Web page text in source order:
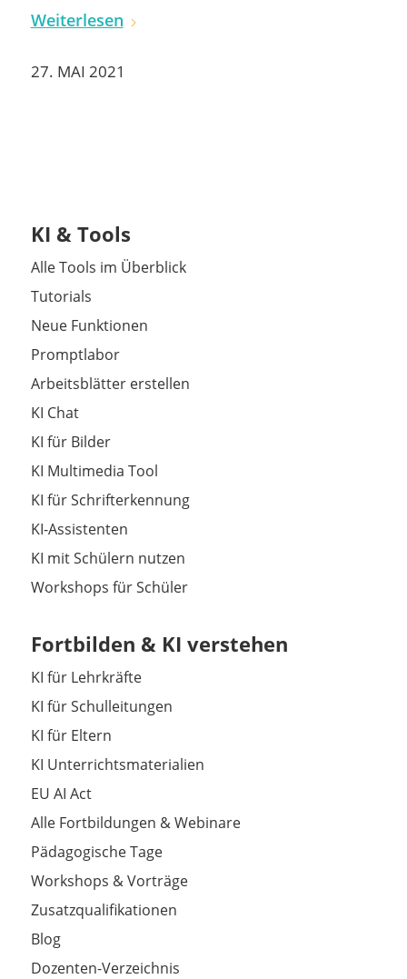
Weiterlesen
27. MAI 2021
KI & Tools
Alle Tools im Überblick
Tutorials
Neue Funktionen
Promptlabor
Arbeitsblätter erstellen
KI Chat
KI für Bilder
KI Multimedia Tool
KI für Schrifterkennung
KI-Assistenten
KI mit Schülern nutzen
Workshops für Schüler
Fortbilden & KI verstehen
KI für Lehrkräfte
KI für Schulleitungen
KI für Eltern
KI Unterrichtsmaterialien
EU AI Act
Alle Fortbildungen & Webinare
Pädagogische Tage
Workshops & Vorträge
Zusatzqualifikationen
Blog
Dozenten-Verzeichnis